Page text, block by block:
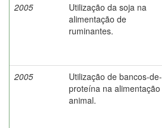
2005
Utilização da soja na
alimentação de
ruminantes.
2005
Utilização de bancos-de-
proteína na alimentação
animal.